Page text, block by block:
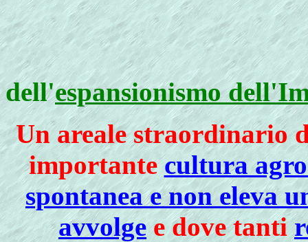
dell'espansionismo
Un areale straordinario
importantecultura
spontanea e non eleva
avvolgee dove tanti